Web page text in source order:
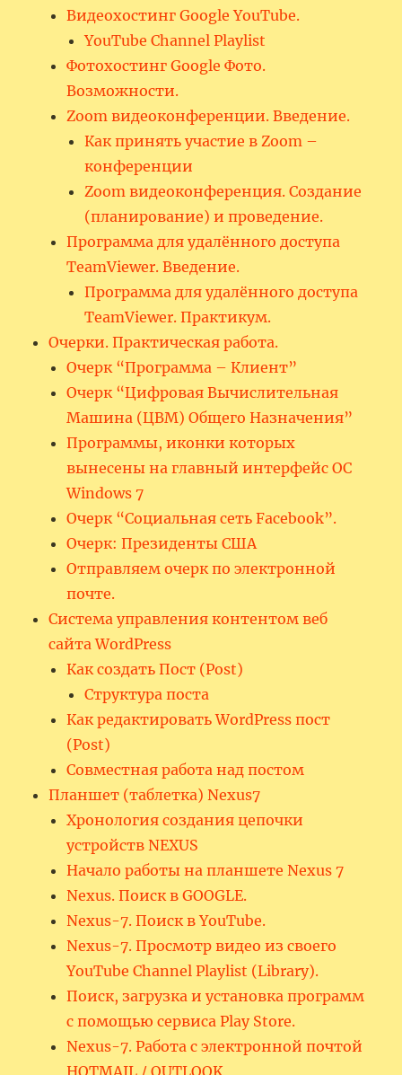
Видеохостинг Google YouTube.
YouTube Channel Playlist
Фотохостинг Google Фото.
Возможности.
Zoom видеоконференции. Введение.
Как принять участие в Zoom –
конференции
Zoom видеоконференция. Создание
(планирование) и проведение.
Программа для удалённого доступа
TeamViewer. Введение.
Программа для удалённого доступа
TeamViewer. Практикум.
Очерки. Практическая работа.
Очерк “Программа – Клиент”
Очерк “Цифровая Вычислительная
Машина (ЦВМ) Общего Назначения”
Программы, иконки которых
вынесены на главный интерфейс ОС
Windows 7
Очерк “Социальная сеть Facebook”.
Очерк: Президенты США
Отправляем очерк по электронной
почте.
Система управления контентом веб
сайта WordPress
Как создать Пост (Post)
Структура поста
Как редактировать WordPress пост
(Post)
Совместная работа над постом
Планшет (таблетка) Nexus7
Хронология создания цепочки
устройств NEXUS
Начало работы на планшете Nexus 7
Nexus. Поиск в GOOGLE.
Nexus-7. Поиск в YouTube.
Nexus-7. Просмотр видео из своего
YouTube Channel Playlist (Library).
Поиск, загрузка и установка программ
с помощью сервиса Play Store.
Nexus-7. Работа с электронной почтой